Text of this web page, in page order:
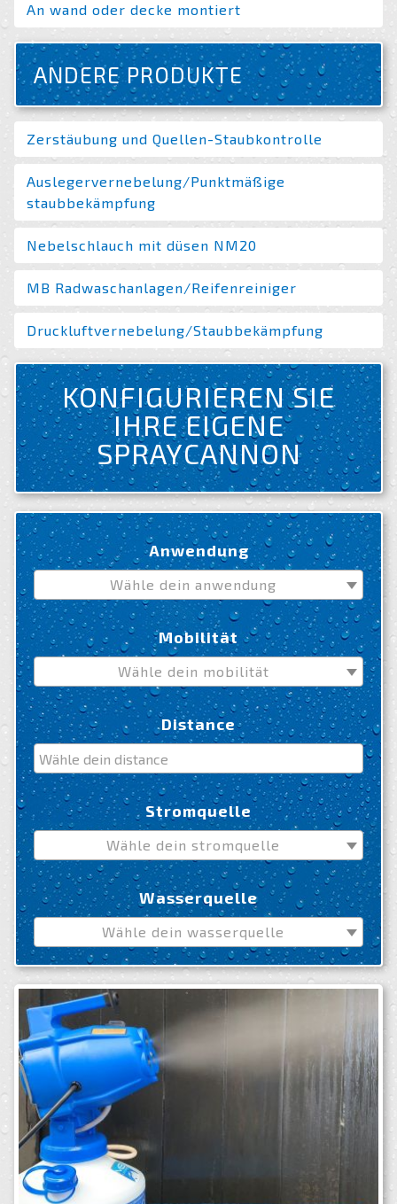
An wand oder decke montiert
ANDERE PRODUKTE
Zerstäubung und Quellen-Staubkontrolle
Auslegervernebelung/Punktmäßige
staubbekämpfung
Nebelschlauch mit düsen NM20
MB Radwaschanlagen/Reifenreiniger
Druckluftvernebelung/Staubbekämpfung
KONFIGURIEREN SIE
IHRE EIGENE
SPRAYCANNON
Anwendung
Wähle dein anwendung
Mobilität
Wähle dein mobilität
Distance
Stromquelle
Wähle dein stromquelle
Wasserquelle
Wähle dein wasserquelle